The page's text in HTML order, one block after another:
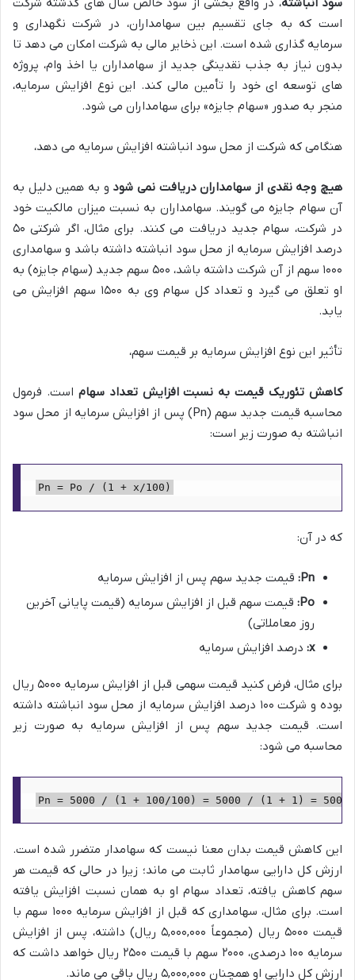
سود انباشته، در واقع بخشی از سود خالص سال های گذشته شرکت
است که به جای تقسیم بین سهامداران، در شرکت نگهداری و
سرمایه گذاری شده است. این ذخایر مالی به شرکت امکان می دهد تا
بدون نیاز به جذب نقدینگی جدید از سهامداران یا اخذ وام، پروژه
های توسعه ای خود را تأمین مالی کند. این نوع افزایش سرمایه،
منجر به صدور «سهام جایزه» برای سهامداران می شود.
هنگامی که شرکت از محل سود انباشته افزایش سرمایه می دهد،
هیچ وجه نقدی از سهامداران دریافت نمی شود و به همین دلیل به
آن سهام جایزه می گویند. سهامداران به نسبت میزان مالکیت خود
در شرکت، سهام جدید دریافت می کنند. برای مثال، اگر شرکتی ۵۰
درصد افزایش سرمایه از محل سود انباشته داشته باشد و سهامداری
۱۰۰۰ سهم از آن شرکت داشته باشد، ۵۰۰ سهم جدید (سهام جایزه) به
او تعلق می گیرد و تعداد کل سهام وی به ۱۵۰۰ سهم افزایش می
یابد.
تأثیر این نوع افزایش سرمایه بر قیمت سهم،
کاهش تئوریک قیمت به نسبت افزایش تعداد سهام است. فرمول
محاسبه قیمت جدید سهم (Pn) پس از افزایش سرمایه از محل سود
انباشته به صورت زیر است:
Pn = Po / (1 + x/100)
که در آن:
Pn: قیمت جدید سهم پس از افزایش سرمایه
Po: قیمت سهم قبل از افزایش سرمایه (قیمت پایانی آخرین
روز معاملاتی)
x: درصد افزایش سرمایه
برای مثال، فرض کنید قیمت سهمی قبل از افزایش سرمایه ۵۰۰۰ ریال
بوده و شرکت ۱۰۰ درصد افزایش سرمایه از محل سود انباشته داشته
است. قیمت جدید سهم پس از افزایش سرمایه به صورت زیر
محاسبه می شود:
این کاهش قیمت بدان معنا نیست که سهامدار متضرر شده است.
ارزش کل دارایی سهامدار ثابت می ماند؛ زیرا در حالی که قیمت هر
سهم کاهش یافته، تعداد سهام او به همان نسبت افزایش یافته
است. برای مثال، سهامداری که قبل از افزایش سرمایه ۱۰۰۰ سهم با
قیمت ۵۰۰۰ ریال (مجموعاً ۵,۰۰۰,۰۰۰ ریال) داشته، پس از افزایش
سرمایه ۱۰۰ درصدی، ۲۰۰۰ سهم با قیمت ۲۵۰۰ ریال خواهد داشت که
ارزش کل دارایی او همچنان ۵,۰۰۰,۰۰۰ ریال باقی می ماند.